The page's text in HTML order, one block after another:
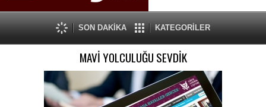
SON DAKİKA KATEGORİLER
MAVİ YOLCULUĞU SEVDİK